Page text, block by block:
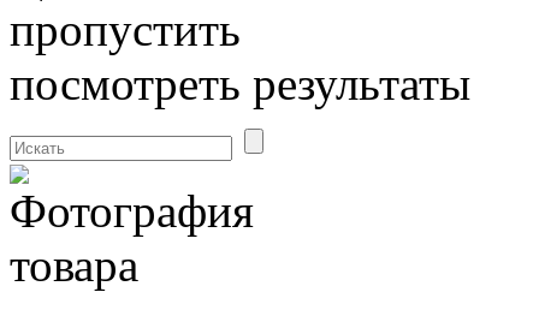
пропустить
посмотреть результаты